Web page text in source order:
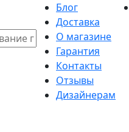
Блог
Доставка
О магазине
Гарантия
Контакты
Отзывы
Дизайнерам